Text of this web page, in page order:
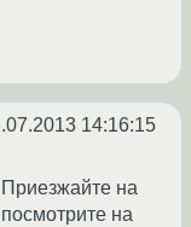
14:16:15
на
на